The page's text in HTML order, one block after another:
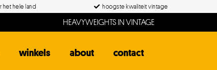
het hele land hoogste kwaliteit vintage
HEAVYWEIGHTS IN VINTAGE
winkels about contact